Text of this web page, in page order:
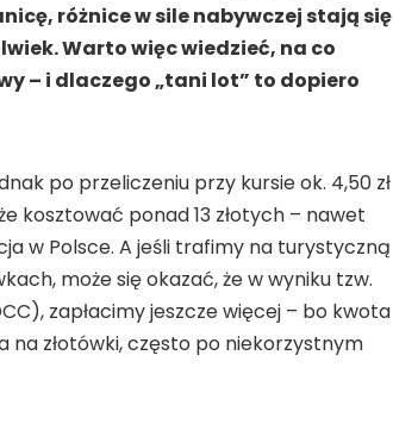
różnice w sile nabywczej stają się
Warto więc wiedzieć, na co
– i dlaczego „tani lot” to dopiero
po przeliczeniu przy kursie ok. 4,50 zł
kosztować ponad 13 złotych – nawet
w Polsce. A jeśli trafimy na turystyczną
może się okazać, że w wyniku tzw.
zapłacimy jeszcze więcej – bo kwota
złotówki, często po niekorzystnym